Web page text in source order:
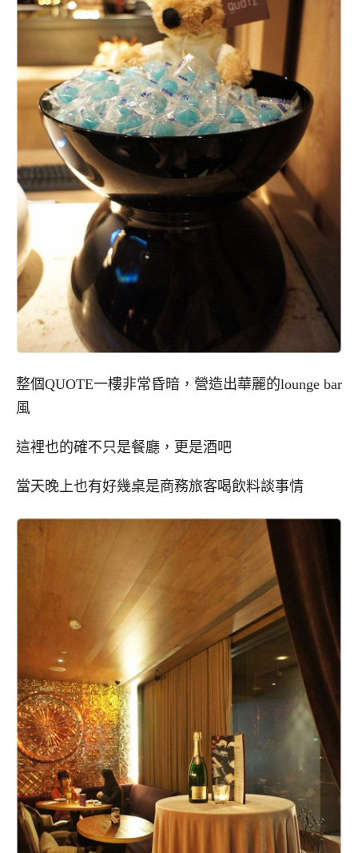
整個QUOTE一樓非常昏暗，營造出華麗的lounge bar
風
這裡也的確不只是餐廳，更是酒吧
當天晚上也有好幾桌是商務旅客喝飲料談事情